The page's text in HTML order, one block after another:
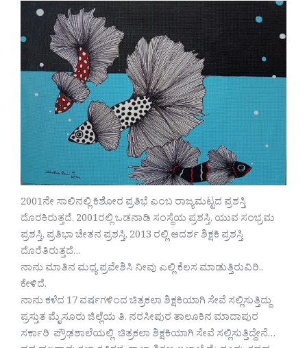
2001ನೇ ಸಾಲಿನಲ್ಲಿ ಕಿಶೋರ ಪ್ರತಿಭೆ ಎಂಬ ರಾಜ್ಯಮಟ್ಟದ ಪ್ರಶಸ್ತಿ
ದೊರಕಿರುತ್ತದೆ. 2001ರಲ್ಲಿ ಒಡನಾಡಿ ಸಂಸ್ಥೆಯ ಪ್ರಶಸ್ತಿ, ಯುವ ಸಂಭ್ರಮ
ಪ್ರಶಸ್ತಿ, ಪ್ರತಿಭಾ ಚೇತನ ಪ್ರಶಸ್ತಿ, 2013 ರಲ್ಲಿ ಆದರ್ಶ ಶಿಕ್ಷಕಿ ಪ್ರಶಸ್ತಿ
ದೊರೆತಿರುತ್ತದೆ…
ನಾನು ಮಾತಿನ ಮಧ್ಯ ಪ್ರವೇಶಿಸಿ ನೀವು ಎಲ್ಲಿ ಕೆಲಸ ಮಾಡುತ್ತಿರುವಿರಿ..
ಕೇಳಿದೆ.
ನಾನು ಕಳೆದ 17 ವರ್ಷಗಳಿಂದ ಚಿತ್ರಕಲಾ ಶಿಕ್ಷಕಿಯಾಗಿ ಸೇವೆ ಸಲ್ಲಿಸುತ್ತಿದ್ದು
ಪ್ರಸ್ತುತ ಮೈಸೂರು ಜಿಲ್ಲೆಯ ತಿ. ನರಸೀಪುರ ತಾಲೂಕಿನ ಮಾದಾಪುರ
ಸರ್ಕಾರಿ ಪ್ರೌಢಶಾಲೆಯಲ್ಲಿ ಚಿತ್ರಕಲಾ ಶಿಕ್ಷಕಿಯಾಗಿ ಸೇವೆ ಸಲ್ಲಿಸುತ್ತಿದ್ದೇನೆ…